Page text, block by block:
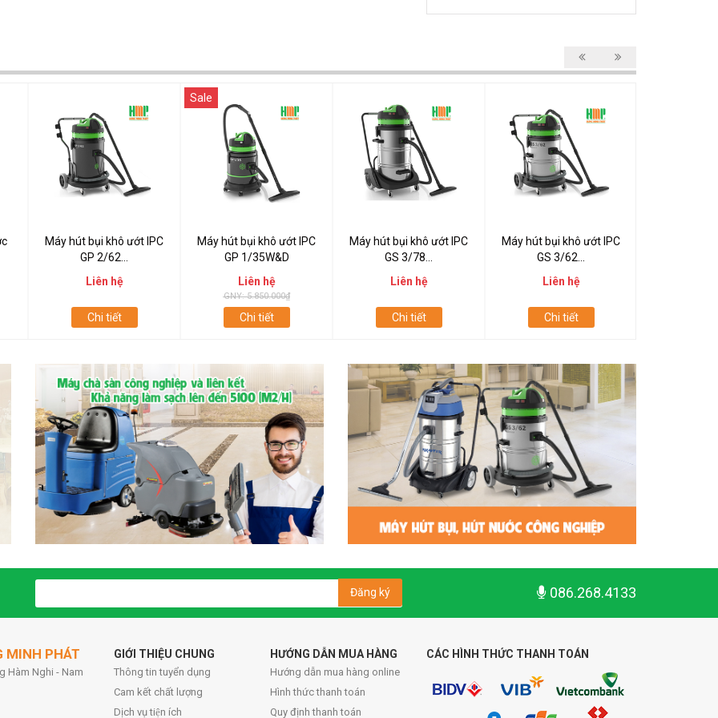
Máy hút bụi khô ướt IPC
GP 2/62...
Liên hệ
Chi tiết
Sale
Máy hút bụi khô ướt IPC
GP 1/35W&D
Liên hệ
GNY: 5.850.000₫
Chi tiết
Máy hút bụi khô ướt IPC
GS 3/78...
Liên hệ
Chi tiết
Máy hút bụi khô ướt IPC
GS 3/62...
Liên hệ
Chi tiết
Đăng ký 086.268.4133
MINH PHÁT
Hàm Nghi - Nam
GIỚI THIỆU CHUNG
Thông tin tuyển dụng
Cam kết chất lượng
Dịch vụ tiện ích
HƯỚNG DẪN MUA HÀNG
Hướng dẫn mua hàng online
Hình thức thanh toán
Quy định thanh toán
CÁC HÌNH THỨC THANH TOÁN